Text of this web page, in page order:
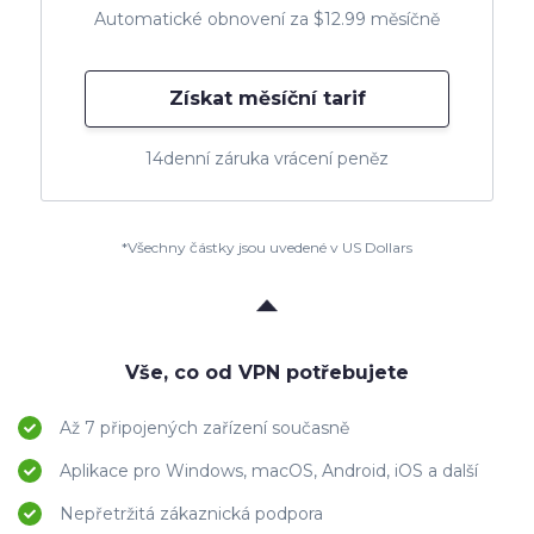
Automatické obnovení za $12.99 měsíčně
Získat měsíční tarif
14denní záruka vrácení peněz
*Všechny částky jsou uvedené v US Dollars
Vše, co od VPN potřebujete
Až 7 připojených zařízení současně
Aplikace pro Windows, macOS, Android, iOS a další
Nepřetržitá zákaznická podpora